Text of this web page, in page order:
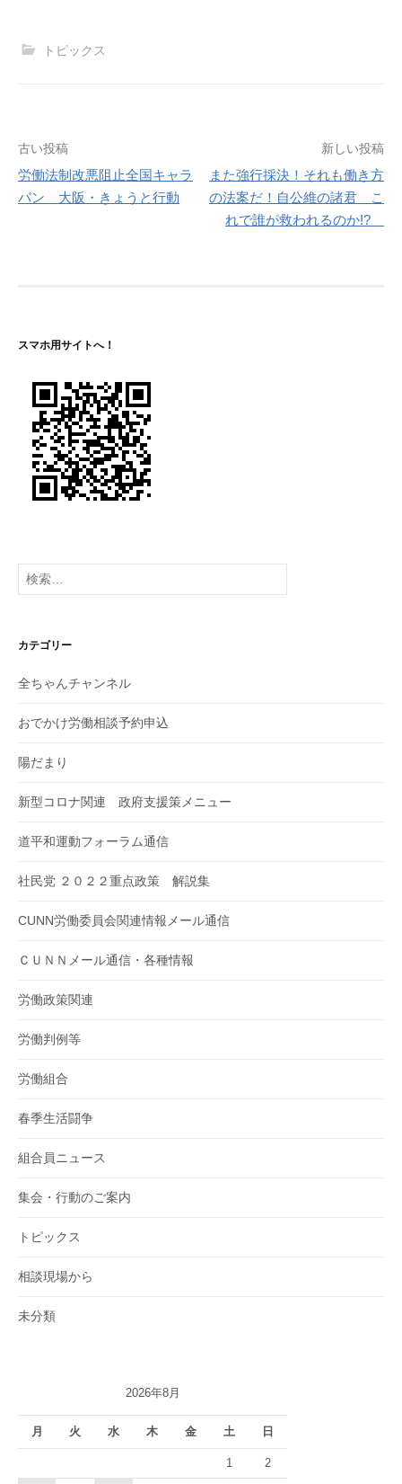
トピックス
投
稿
シ
ョ
ン
古い投稿
労働法制改悪阻止全国キャラ
バン 大阪・きょうと行動
新しい投稿
また強行採決！それも働き方
の法案だ！自公維の諸君 こ
れで誰が救われるのか!?
スマホ用サイトへ！
検
索:
カテゴリー
全ちゃんチャンネル
おでかけ労働相談予約申込
陽だまり
新型コロナ関連 政府支援策メニュー
道平和運動フォーラム通信
社民党 ２０２２重点政策 解説集
CUNN労働委員会関連情報メール通信
ＣＵＮＮメール通信・各種情報
労働政策関連
労働判例等
労働組合
春季生活闘争
組合員ニュース
集会・行動のご案内
トピックス
相談現場から
未分類
2026年8月
月 火 水 木 金 土 日
1 2